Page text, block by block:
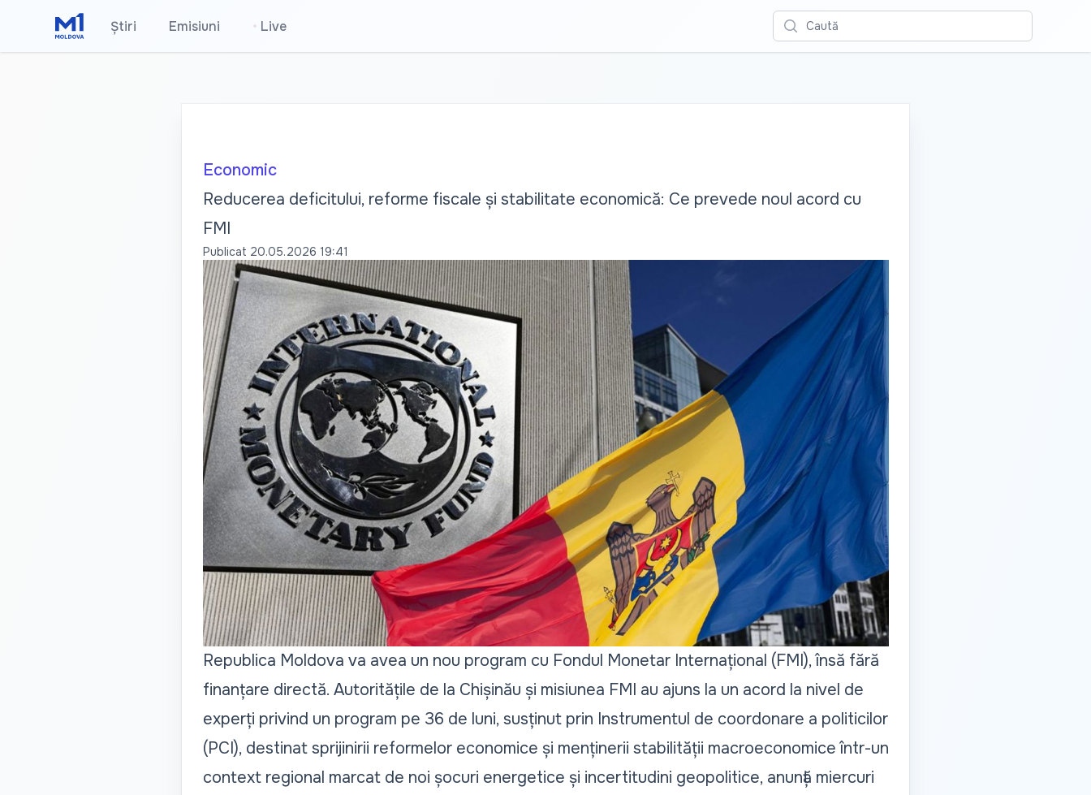
Știri Emisiuni • Live Caută
Economic
Reducerea deficitului, reforme fiscale și stabilitate economică: Ce prevede noul acord cu
FMI
Publicat 20.05.2026 19:41
Republica Moldova va avea un nou program cu Fondul Monetar Internațional (FMI), însă fără
finanțare directă. Autoritățile de la Chișinău și misiunea FMI au ajuns la un acord la nivel de
experți privind un program pe 36 de luni, susținut prin Instrumentul de coordonare a politicilor
(PCI), destinat sprijinirii reformelor economice și menținerii stabilității macroeconomice într-un
context regional marcat de noi șocuri energetice și incertitudini geopolitice, anunță miercuri